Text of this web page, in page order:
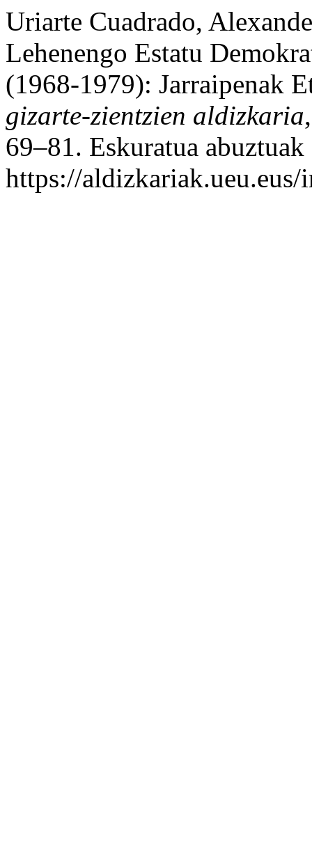
Uriarte Cuadrado,
Lehenengo Estatu
(1968-1979): Jarraipenak
gizarte-zientzien aldizkaria
69–81. Eskuratua
https://